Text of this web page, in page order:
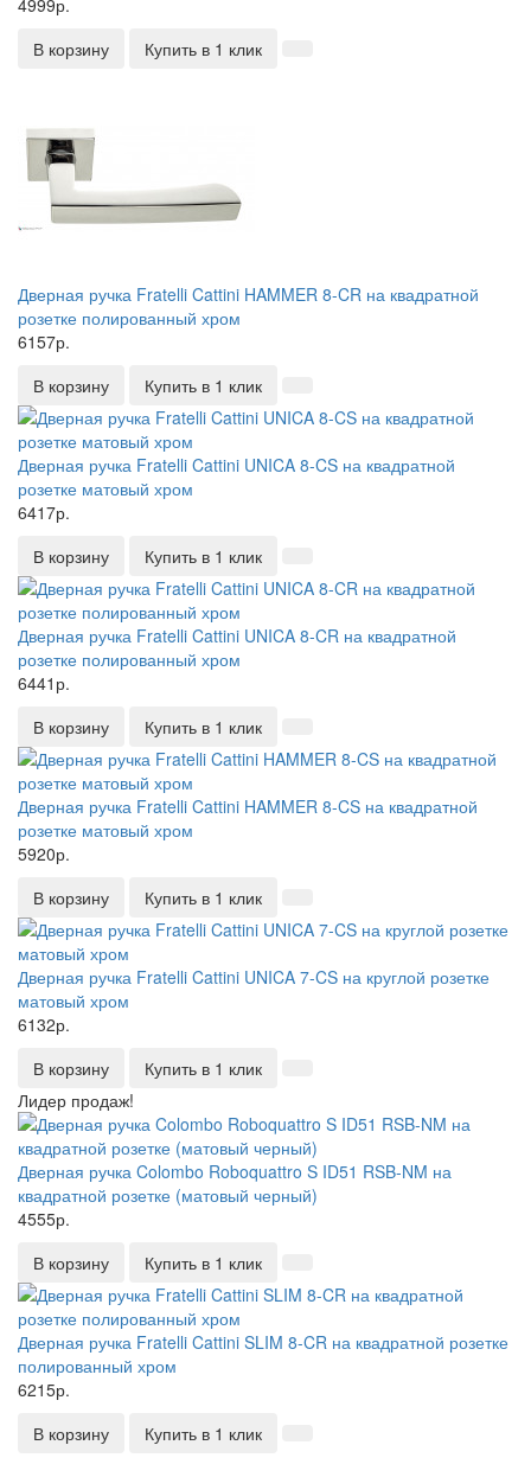
4999р.
В корзину
Купить в 1 клик
Дверная ручка Fratelli Cattini HAMMER 8-CR на квадратной
розетке полированный хром
6157р.
В корзину
Купить в 1 клик
Дверная ручка Fratelli Cattini UNICA 8-CS на квадратной
розетке матовый хром
6417р.
В корзину
Купить в 1 клик
Дверная ручка Fratelli Cattini UNICA 8-CR на квадратной
розетке полированный хром
6441р.
В корзину
Купить в 1 клик
Дверная ручка Fratelli Cattini HAMMER 8-CS на квадратной
розетке матовый хром
5920р.
В корзину
Купить в 1 клик
Дверная ручка Fratelli Cattini UNICA 7-CS на круглой розетке
матовый хром
6132р.
В корзину
Купить в 1 клик
Лидер продаж!
Дверная ручка Colombo Roboquattro S ID51 RSB-NM на
квадратной розетке (матовый черный)
4555р.
В корзину
Купить в 1 клик
Дверная ручка Fratelli Cattini SLIM 8-CR на квадратной розетке
полированный хром
6215р.
В корзину
Купить в 1 клик